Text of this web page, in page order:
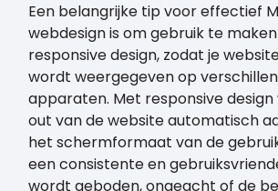
Een belangrijke tip voor effectief
webdesign is om gebruik te
responsive design, zodat je
wordt weergegeven op
apparaten. Met responsive
out van de website automatisch
het schermformaat van de
een consistente en
wordt geboden, ongeacht of de